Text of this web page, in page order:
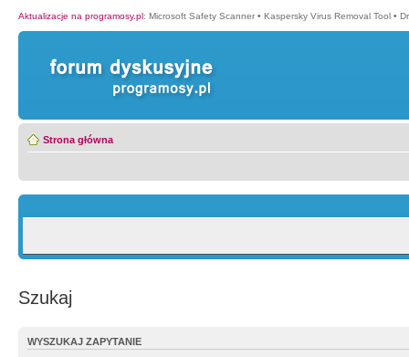
Aktualizacje na programosy.pl: Microsoft Safety Scanner • Kaspersky Virus Removal Tool •
Strona główna
Szukaj
WYSZUKAJ ZAPYTANIE